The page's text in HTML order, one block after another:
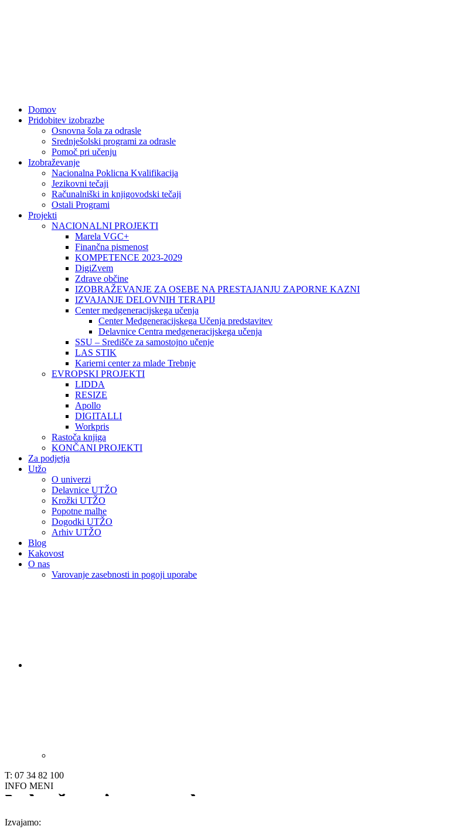
Domov
Pridobitev izobrazbe
Osnovna šola za odrasle
Srednješolski programi za odrasle
Pomoč pri učenju
Izobraževanje
Nacionalna Poklicna Kvalifikacija
Jezikovni tečaji
Računalniški in knjigovodski tečaji
Ostali Programi
Projekti
NACIONALNI PROJEKTI
Marela VGC+
Finančna pismenost
KOMPETENCE 2023-2029
DigiZvem
Zdrave občine
IZOBRAŽEVANJE ZA OSEBE NA PRESTAJANJU ZAPORNE KAZNI
IZVAJANJE DELOVNIH TERAPIJ
Center medgeneracijskega učenja
Center Medgeneracijskega Učenja predstavitev
Delavnice Centra medgeneracijskega učenja
SSU – Središče za samostojno učenje
LAS STIK
Karierni center za mlade Trebnje
EVROPSKI PROJEKTI
LIDDA
RESIZE
Apollo
DIGITALLI
Workpris
Rastoča knjiga
KONČANI PROJEKTI
Za podjetja
Utžo
O univerzi
Delavnice UTŽO
Krožki UTŽO
Popotne malhe
Dogodki UTŽO
Arhiv UTŽO
Blog
Kakovost
O nas
Varovanje zasebnosti in pogoji uporabe
T: 07 34 82 100
INFO MENI
Izobraževanja za zaposlene
Izvajamo: